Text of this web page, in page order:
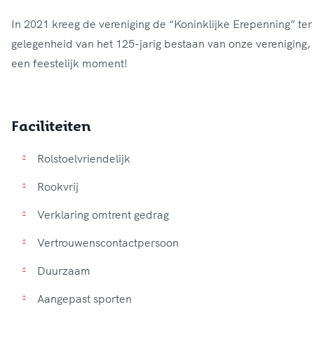
In 2021 kreeg de vereniging de “Koninklijke Erepenning” ter
gelegenheid van het 125-jarig bestaan van onze vereniging,
Faciliteiten
Rolstoelvriendelijk
Rookvrij
Verklaring omtrent gedrag
Vertrouwenscontactpersoon
Duurzaam
Aangepast sporten